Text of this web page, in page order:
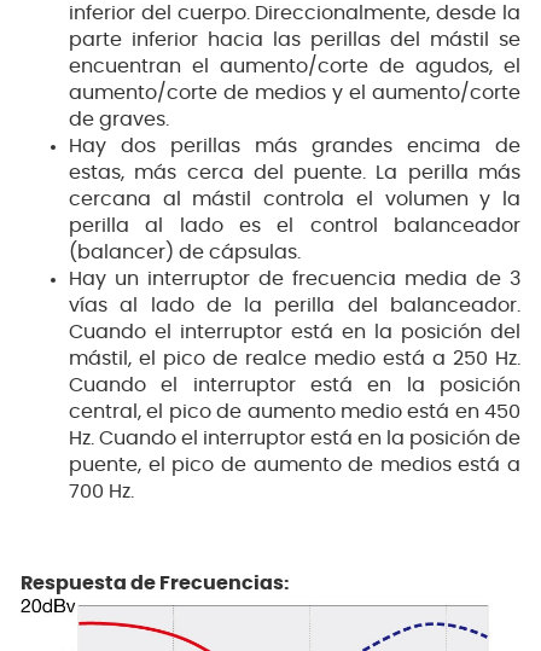
inferior del cuerpo. Direccionalmente, desde la
parte inferior hacia las perillas del mástil se
encuentran el aumento/corte de agudos, el
aumento/corte de medios y el aumento/corte
de graves.
Hay dos perillas más grandes encima de
estas, más cerca del puente. La perilla más
cercana al mástil controla el volumen y la
perilla al lado es el control balanceador
(balancer) de cápsulas.
Hay un interruptor de frecuencia media de 3
vías al lado de la perilla del balanceador.
Cuando el interruptor está en la posición del
mástil, el pico de realce medio está a 250 Hz.
Cuando el interruptor está en la posición
central, el pico de aumento medio está en 450
Hz. Cuando el interruptor está en la posición de
puente, el pico de aumento de medios está a
700 Hz.
Respuesta de Frecuencias: